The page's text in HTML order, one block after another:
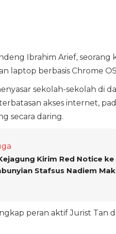
Ibrahim Arief,
laptop berbasis Chrome
sekolah-sekolah di
akses internet,
secara daring.
Kirim Red Notice
Stafsus Nadiem
peran aktif Jurist Tan